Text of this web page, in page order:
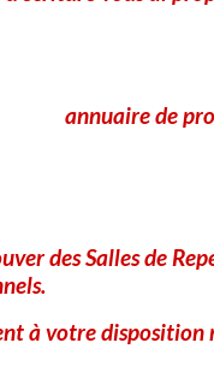
CLIQUEZ POUR
annuaire de
des Salles de
à votre disposition